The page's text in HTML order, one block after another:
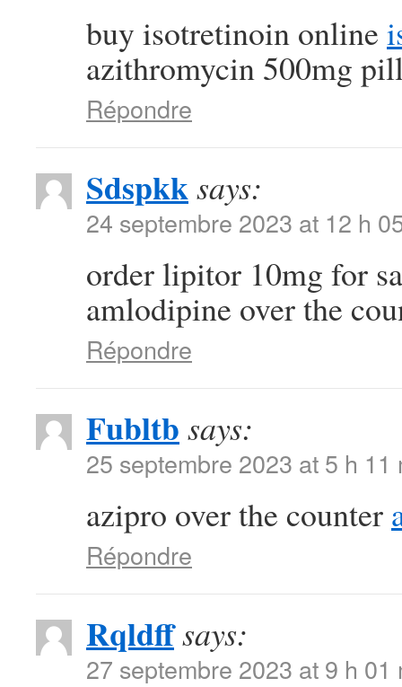
buy isotretinoin online
azithromycin 500mg
Répondre
Sdspkksays:
24 septembre 2023 at 12 h
order lipitor 10mg for
amlodipine over the
Répondre
Fubltb says:
25 septembre 2023 at 5 h 11
azipro over the counter
Répondre
Rqldffsays:
27 septembre 2023 at 9 h 01